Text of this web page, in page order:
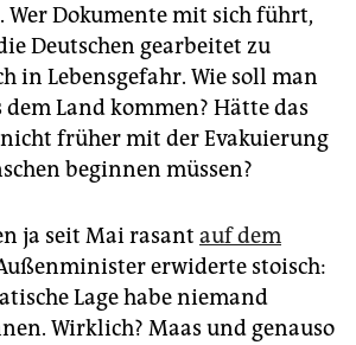
Dokumente mit sich führt,
Deutschen gearbeitet zu
in Lebensgefahr. Wie soll man
Land kommen? Hätte das
früher mit der Evakuierung
beginnen müssen?
ja seit Mai rasant auf dem
erwiderte stoisch:
Lage habe niemand
Wirklich? Maas und genauso